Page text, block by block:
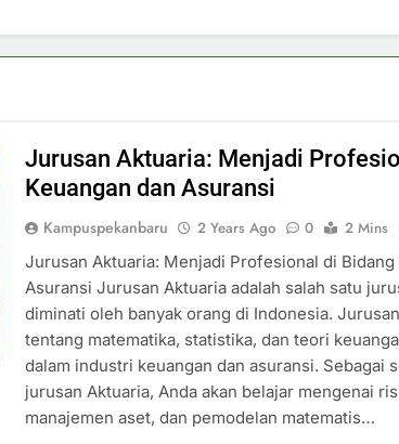
Jurusan Aktuaria: Menjadi
Keuangan dan Asuransi
Kampuspekanbaru 2 Years Ago 0
2 Mins
Jurusan Aktuaria: Menjadi Profesional di Bidang
Asuransi Jurusan Aktuaria adalah salah satu
diminati oleh banyak orang di Indonesia.
tentang matematika, statistika, dan teori
dalam industri keuangan dan asuransi. Sebagai
jurusan Aktuaria, Anda akan belajar mengenai
manajemen aset, dan pemodelan matematis…